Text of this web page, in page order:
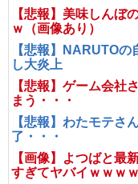
【悲報】美味しんぼ
ｗ（画像あり）
【悲報】NARUTO
し大炎上
【悲報】ゲーム会社
まう・・・
【悲報】わたモテさ
了・・・
【画像】よつばと最
すぎてヤバイｗｗｗ